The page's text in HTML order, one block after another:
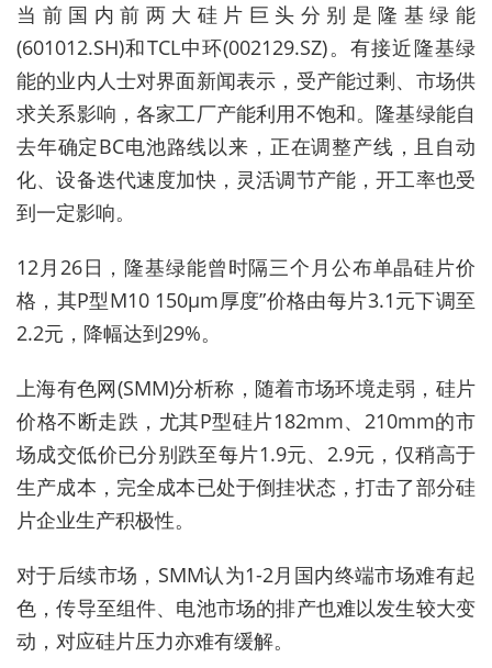
当前国内前两大硅片巨头分别是隆基绿能
(601012.SH)和TCL中环(002129.SZ)。有接近隆基绿
能的业内人士对界面新闻表示，受产能过剩、市场供
求关系影响，各家工厂产能利用不饱和。隆基绿能自
去年确定BC电池路线以来，正在调整产线，且自动
化、设备迭代速度加快，灵活调节产能，开工率也受
到一定影响。
12月26日，隆基绿能曾时隔三个月公布单晶硅片价
格，其P型M10 150μm厚度”价格由每片3.1元下调至
2.2元，降幅达到29%。
上海有色网(SMM)分析称，随着市场环境走弱，硅片
价格不断走跌，尤其P型硅片182mm、210mm的市
场成交低价已分别跌至每片1.9元、2.9元，仅稍高于
生产成本，完全成本已处于倒挂状态，打击了部分硅
片企业生产积极性。
对于后续市场，SMM认为1-2月国内终端市场难有起
色，传导至组件、电池市场的排产也难以发生较大变
动，对应硅片压力亦难有缓解。